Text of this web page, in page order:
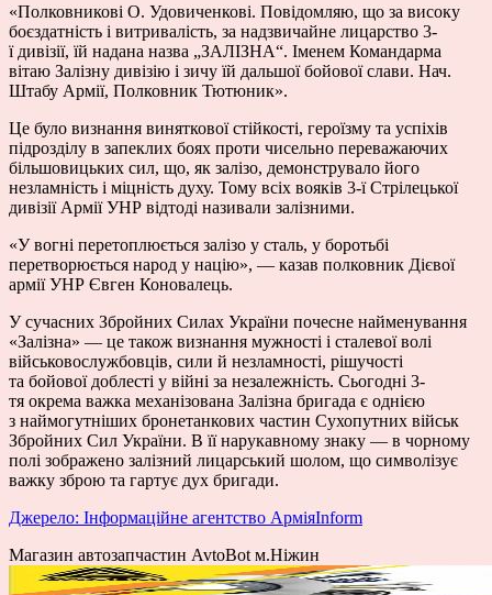
«Полковникові О. Удовиченкові. Повідомляю, що за високу
боєздатність і витривалість, за надзвичайне лицарство 3-
ї дивізії, їй надана назва „ЗАЛІЗНА“. Іменем Командарма
вітаю Залізну дивізію і зичу їй дальшої бойової слави. Нач.
Штабу Армії, Полковник Тютюник».
Це було визнання виняткової стійкості, героїзму та успіхів
підрозділу в запеклих боях проти чисельно переважаючих
більшовицьких сил, що, як залізо, демонструвало його
незламність і міцність духу. Тому всіх вояків 3-ї Стрілецької
дивізії Армії УНР відтоді називали залізними.
«У вогні перетоплюється залізо у сталь, у боротьбі
перетворюється народ у націю», — казав полковник Дієвої
армії УНР Євген Коновалець.
У сучасних Збройних Силах України почесне найменування
«Залізна» — це також визнання мужності і сталевої волі
військовослужбовців, сили й незламності, рішучості
та бойової доблесті у війні за незалежність. Сьогодні 3-
тя окрема важка механізована Залізна бригада є однією
з наймогутніших бронетанкових частин Сухопутних військ
Збройних Сил України. В її нарукавному знаку — в чорному
полі зображено залізний лицарський шолом, що символізує
важку зброю та гартує дух бригади.
Джерело: Інформаційне агентство АрміяInform
Магазин автозапчастин AvtoBot м.Ніжин